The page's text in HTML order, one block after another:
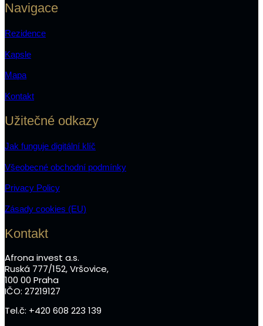
Navigace
Rezidence
Kapsle
Mapa
Kontakt
Užitečné odkazy
Jak funguje digitální klíč
Všeobecné obchodní podmínky
Privacy Policy
Zásady cookies (EU)
Kontakt
Afrona invest a.s.
Ruská 777/152, Vršovice,
100 00 Praha
IČO: 27219127
Tel.č: +420 608 223 139